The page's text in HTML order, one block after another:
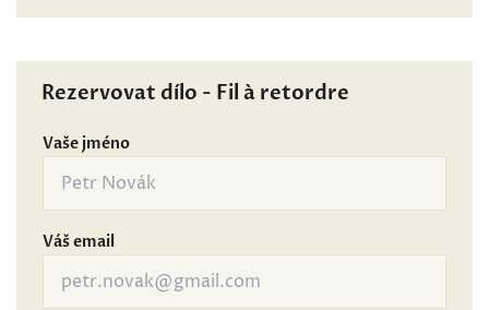
Rezervovat dílo - Fil à retordre
Vaše jméno
Váš email